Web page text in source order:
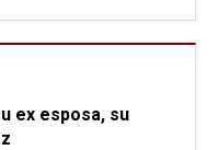
ex esposa, su